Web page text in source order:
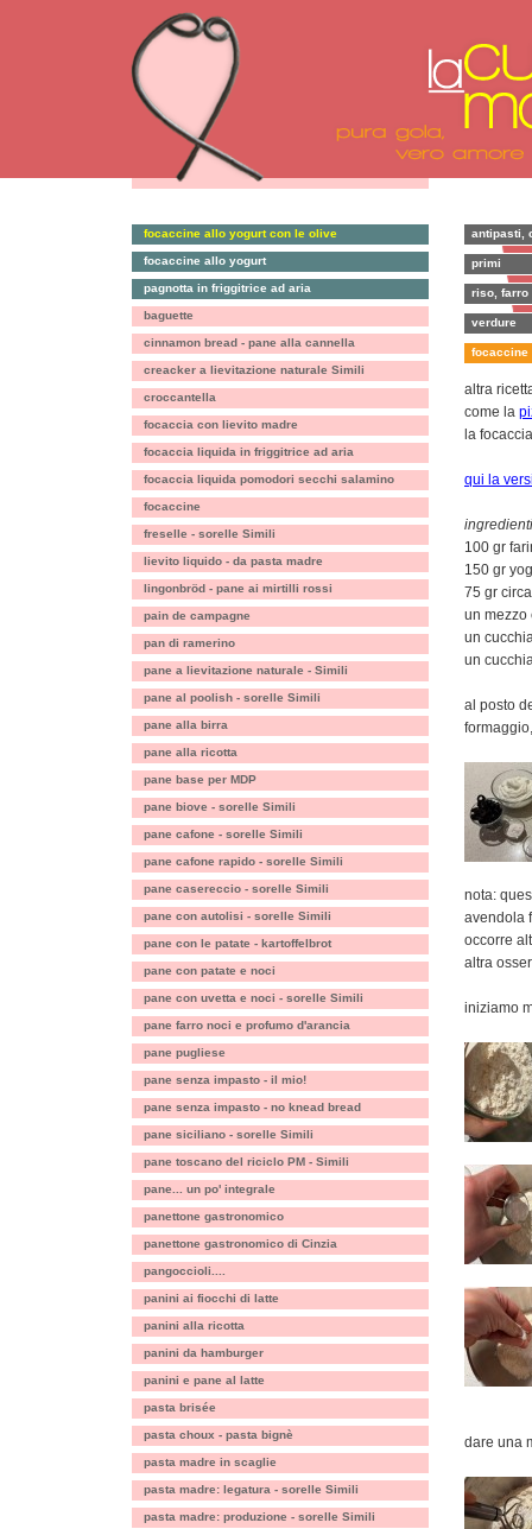
antipasti,
primi
riso, farro
verdure
focaccine allo yogurt con le olive
focaccine allo yogurt
pagnotta in friggitrice ad aria
baguette
cinnamon bread - pane alla cannella
creacker a lievitazione naturale Simili
croccantella
focaccia con lievito madre
focaccia liquida in friggitrice ad aria
focaccia liquida pomodori secchi salamino
focaccine
freselle - sorelle Simili
lievito liquido - da pasta madre
lingonbröd - pane ai mirtilli rossi
pain de campagne
pan di ramerino
pane a lievitazione naturale - Simili
pane al poolish - sorelle Simili
pane alla birra
pane alla ricotta
pane base per MDP
pane biove - sorelle Simili
pane cafone - sorelle Simili
pane cafone rapido - sorelle Simili
pane casereccio - sorelle Simili
pane con autolisi - sorelle Simili
pane con le patate - kartoffelbrot
pane con patate e noci
pane con uvetta e noci - sorelle Simili
pane farro noci e profumo d'arancia
pane pugliese
pane senza impasto - il mio!
pane senza impasto - no knead bread
pane siciliano - sorelle Simili
pane toscano del riciclo PM - Simili
pane... un po' integrale
panettone gastronomico
panettone gastronomico di Cinzia
pangoccioli....
panini ai fiocchi di latte
panini alla ricotta
panini da hamburger
panini e pane al latte
pasta brisée
pasta choux - pasta bignè
pasta madre in scaglie
pasta madre: legatura - sorelle Simili
pasta madre: produzione - sorelle Simili
focaccine
altra
come la
la
qui la
100 gr
150 gr
75 gr
un mezzo
un
un
al posto
nota:
avendola
occorre
altra
iniziamo
dare una